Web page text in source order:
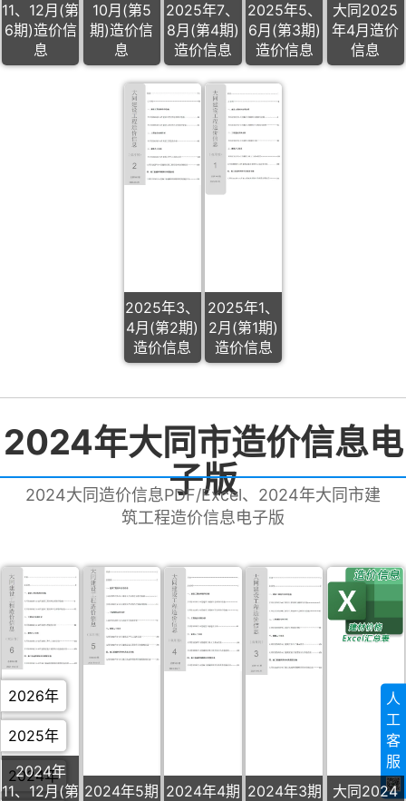
11、12月(第
6期)造价信
息
10月(第5
期)造价信
息
2025年7、
8月(第4期)
造价信息
2025年5、
6月(第3期)
造价信息
大同2025
年4月造价
信息
2025年3、
4月(第2期)
造价信息
2025年1、
2月(第1期)
造价信息
2024年大同市造价信息电
子版
2024大同造价信息PDF/Excel、2024年大同市建
筑工程造价信息电子版
2024年
11、12月(第 2024年5期 2024年4期 2024年3期
大同2024
2026年
2025年
2024年
人
工
客
服